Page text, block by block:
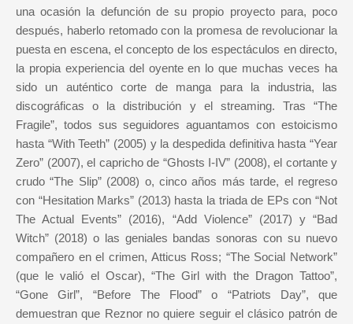
una ocasión la defunción de su propio proyecto para, poco
después, haberlo retomado con la promesa de revolucionar la
puesta en escena, el concepto de los espectáculos en directo,
la propia experiencia del oyente en lo que muchas veces ha
sido un auténtico corte de manga para la industria, las
discográficas o la distribución y el streaming. Tras “The
Fragile”, todos sus seguidores aguantamos con estoicismo
hasta “With Teeth” (2005) y la despedida definitiva hasta “Year
Zero” (2007), el capricho de “Ghosts I-IV” (2008), el cortante y
crudo “The Slip” (2008) o, cinco años más tarde, el regreso
con “Hesitation Marks” (2013) hasta la triada de EPs con “Not
The Actual Events” (2016), “Add Violence” (2017) y “Bad
Witch” (2018) o las geniales bandas sonoras con su nuevo
compañero en el crimen, Atticus Ross; “The Social Network”
(que le valió el Oscar), “The Girl with the Dragon Tattoo”,
“Gone Girl”, “Before The Flood” o “Patriots Day”, que
demuestran que Reznor no quiere seguir el clásico patrón de